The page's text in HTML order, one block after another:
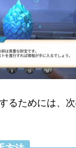
るためには、